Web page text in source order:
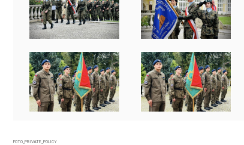
FOTO_PRIVATE_POLICY